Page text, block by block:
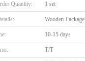
Quantity: 1 set
Wooden Package
10-15 days
T/T